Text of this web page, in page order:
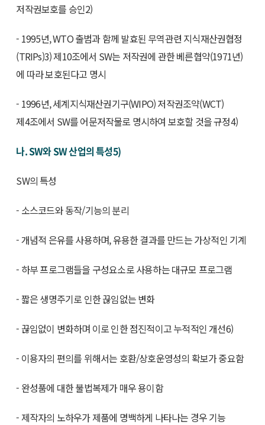
저작권보호를 승인2)
- 1995년, WTO 출범과 함께 발효된 무역관련 지식재산권협정
(TRIPs)3) 제10조에서 SW는 저작권에 관한 베른협약(1971년)
에 따라 보호된다고 명시
- 1996년, 세계지식재산권기구(WIPO) 저작권조약(WCT)
제4조에서 SW를 어문저작물로 명시하여 보호할 것을 규정4)
나. SW와 SW 산업의 특성5)
SW의 특성
- 소스코드와 동작/기능의 분리
- 개념적 은유를 사용하며, 유용한 결과를 만드는 가상적인 기계
- 하부 프로그램들을 구성요소로 사용하는 대규모 프로그램
- 짧은 생명주기로 인한 끊임없는 변화
- 끊임없이 변화하며 이로 인한 점진적이고 누적적인 개선6)
- 이용자의 편의를 위해서는 호환/상호운영성의 확보가 중요함
- 완성품에 대한 불법복제가 매우 용이함
- 제작자의 노하우가 제품에 명백하게 나타나는 경우 기능